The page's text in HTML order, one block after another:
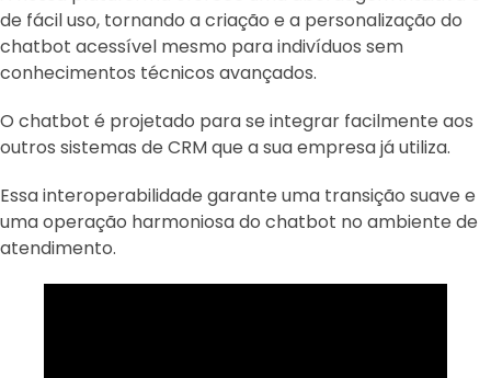
de fácil uso, tornando a criação e a personalização do
chatbot acessível mesmo para indivíduos sem
conhecimentos técnicos avançados.
O chatbot é projetado para se integrar facilmente aos
outros sistemas de CRM que a sua empresa já utiliza.
Essa interoperabilidade garante uma transição suave e
uma operação harmoniosa do chatbot no ambiente de
atendimento.